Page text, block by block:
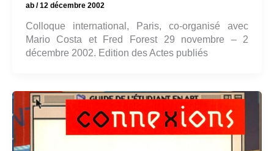
ab /12 décembre 2002
Colloque international, Paris, co-organisé avec
Mario Costa et Fred Forest 29 novembre – 2
décembre 2002. Edition des Actes publiés